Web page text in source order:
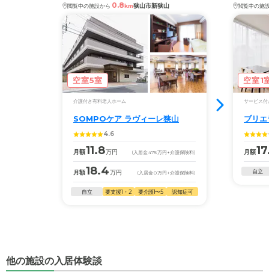
閲覧中の施設から 0.8km狭山市新狭山
空室5室
介護付き有料老人ホーム
SOMPOケア ラヴィーレ狭山
4.6
月額11.8万円 (入居金475万円 +介護保険料)
月額18.4万円 (入居金0万円 +介護保険料)
自立 要支援1・2 要介護1〜5 認知症可
閲覧中の施
空室1
サービス付
ブリ
月額
自立
他の施設の入居体験談